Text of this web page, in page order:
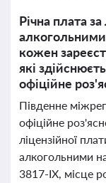
Річна плата
алкогольними
кожен
які
офіційне
Південне
офіційне
ліцензійної
алкогольними
3817-ІХ, місце